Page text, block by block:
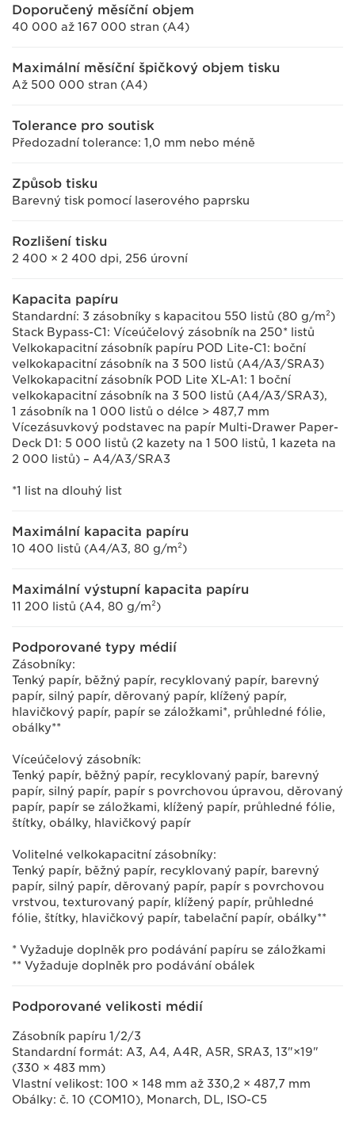
Doporučený měsíční objem
40 000 až 167 000 stran (A4)
Maximální měsíční špičkový objem tisku
Až 500 000 stran (A4)
Tolerance pro soutisk
Předozadní tolerance: 1,0 mm nebo méně
Způsob tisku
Barevný tisk pomocí laserového paprsku
Rozlišení tisku
2 400 × 2 400 dpi, 256 úrovní
Kapacita papíru
Standardní: 3 zásobníky s kapacitou 550 listů (80 g/m²)
Stack Bypass-C1: Víceúčelový zásobník na 250* listů
Velkokapacitní zásobník papíru POD Lite-C1: boční
velkokapacitní zásobník na 3 500 listů (A4/A3/SRA3)
Velkokapacitní zásobník POD Lite XL-A1: 1 boční
velkokapacitní zásobník na 3 500 listů (A4/A3/SRA3),
1 zásobník na 1 000 listů o délce > 487,7 mm
Vícezásuvkový podstavec na papír Multi-Drawer Paper-
Deck D1: 5 000 listů (2 kazety na 1 500 listů, 1 kazeta na
2 000 listů) – A4/A3/SRA3
*1 list na dlouhý list
Maximální kapacita papíru
10 400 listů (A4/A3, 80 g/m²)
Maximální výstupní kapacita papíru
11 200 listů (A4, 80 g/m²)
Podporované typy médií
Zásobníky:
Tenký papír, běžný papír, recyklovaný papír, barevný
papír, silný papír, děrovaný papír, klížený papír,
hlavičkový papír, papír se záložkami*, průhledné fólie,
obálky**
Víceúčelový zásobník:
Tenký papír, běžný papír, recyklovaný papír, barevný
papír, silný papír, papír s povrchovou úpravou, děrovaný
papír, papír se záložkami, klížený papír, průhledné fólie,
štítky, obálky, hlavičkový papír
Volitelné velkokapacitní zásobníky:
Tenký papír, běžný papír, recyklovaný papír, barevný
papír, silný papír, děrovaný papír, papír s povrchovou
vrstvou, texturovaný papír, klížený papír, průhledné
fólie, štítky, hlavičkový papír, tabelační papír, obálky**
* Vyžaduje doplněk pro podávání papíru se záložkami
** Vyžaduje doplněk pro podávání obálek
Podporované velikosti médií
Zásobník papíru 1/2/3
Standardní formát: A3, A4, A4R, A5R, SRA3, 13"×19"
(330 × 483 mm)
Vlastní velikost: 100 × 148 mm až 330,2 × 487,7 mm
Obálky: č. 10 (COM10), Monarch, DL, ISO-C5